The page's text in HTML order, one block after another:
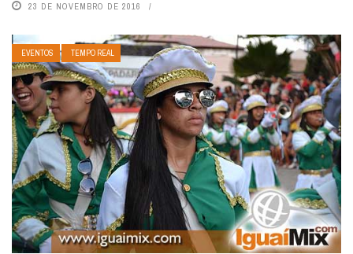
23 DE NOVEMBRO DE 2016
EVENTOS TEMPO REAL